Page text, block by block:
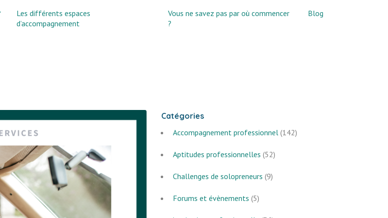
Les différents espaces
d’accompagnement
Vous ne savez pas par où commencer
?
Blog
Catégories
Accompagnement professionnel (142)
Aptitudes professionnelles (52)
Challenges de solopreneurs (9)
Forums et évènements (5)